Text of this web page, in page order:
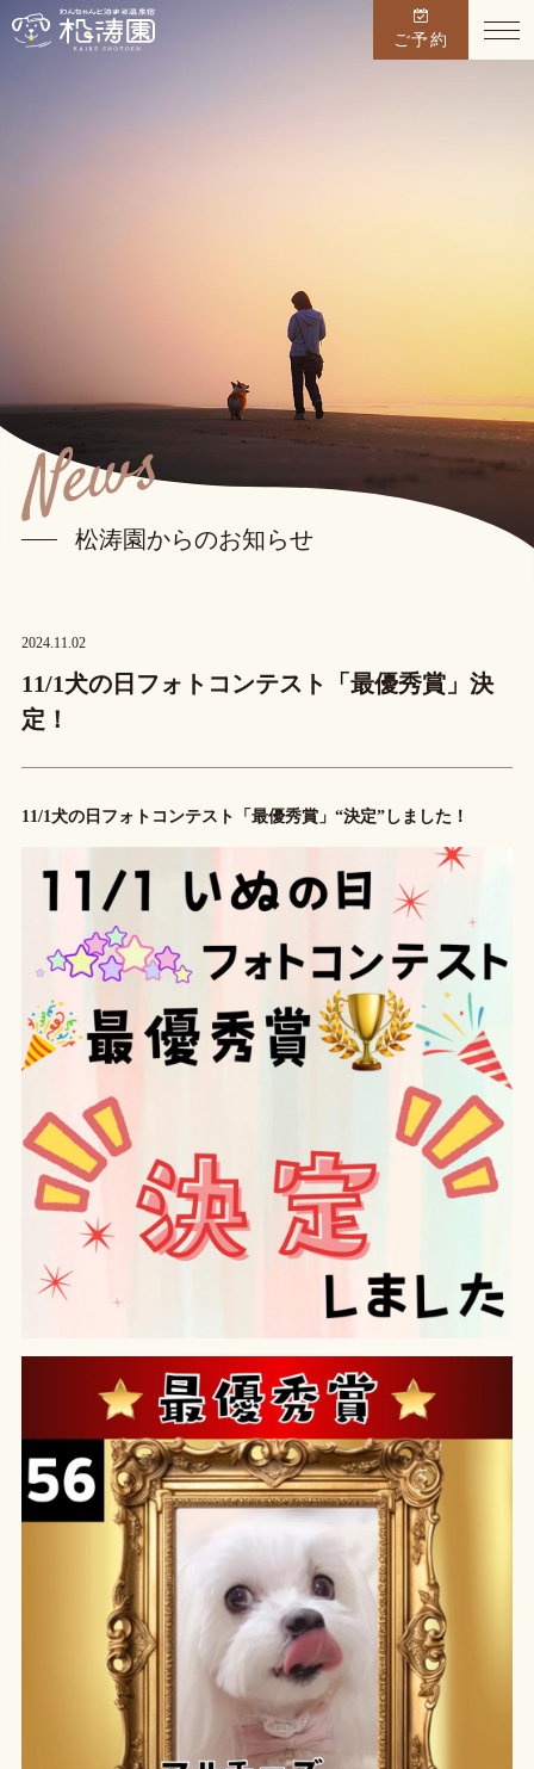
ご予約
アクセス
愛犬宿泊同意書
松涛園からのお知らせ
お電話でのお問い合わせ
0859-22-3107
(受付時間 9:00~17:00)
News
松涛園からのお知らせ
2024.11.02
11/1犬の日フォトコンテスト「最優秀賞」決
定！
11/1犬の日フォトコンテスト「最優秀賞」“決定”しました！